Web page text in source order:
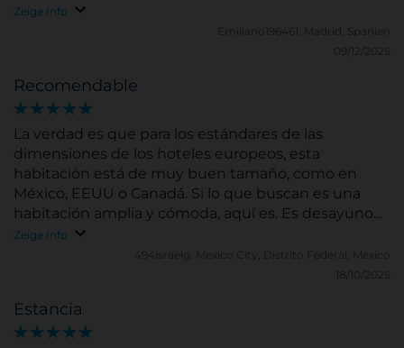
y amplio. Todo perfecto
Zeige Info
Recomendable
La verdad es que para los estándares de las
dimensiones de los hoteles europeos, esta
habitación está de muy buen tamaño, como en
México, EEUU o Canadá. Si lo que buscan es una
habitación amplia y cómoda, aquí es. Es desayuno
buffet es muy bueno, el mejor de nuestra estadía en
Zeige Info
Estancia
Suchen